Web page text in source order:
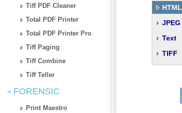
Tiff PDF Cleaner
Total PDF Printer
Total PDF Printer Pro
Tiff Paging
Tiff Combine
Tiff Teller
FORENSIC
Print Maestro
HTML
JPEG
Text
TIFF